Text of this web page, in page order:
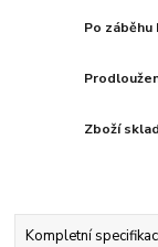
Po záběhu
Zboží
Kompletní